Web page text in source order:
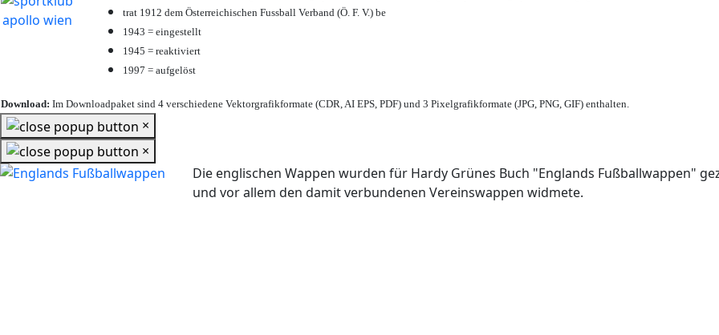
trat 1912 dem Österreichischen Fussball Verband (Ö. F. V.) be
1943 = eingestellt
1945 = reaktiviert
1997 = aufgelöst
Download: Im Downloadpaket sind 4 verschiedene Vektorgrafikformate (CDR, AI EPS, PDF) und 3 Pixelgrafikformate (JPG, PNG, GIF) enthalten.
×
×
Die englischen Wappen wurden für Hardy Grünes Buch "Englands Fußballwappen"
und vor allem den damit verbundenen Vereinswappen widmete.